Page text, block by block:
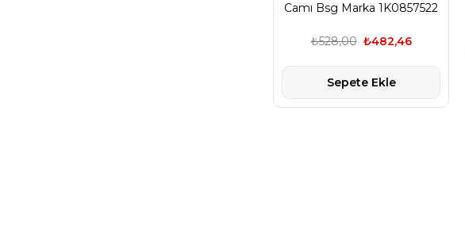
Camı Bsg Marka 1K0857522
₺482,46
₺528,00
Sepete Ekle